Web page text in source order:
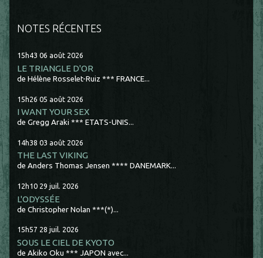
NOTES RÉCENTES
15h43 06 août 2026
LE TRIANGLE D'OR
de Hélène Rosselet-Ruiz *** FRANCE...
15h26 05 août 2026
I WANT YOUR SEX
de Gregg Araki *** ETATS-UNIS...
14h38 03 août 2026
THE LAST VIKING
de Anders Thomas Jensen **** DANEMARK...
12h10 29 juil. 2026
L'ODYSSÉE
de Christopher Nolan ***(*)...
15h57 28 juil. 2026
SOUS LE CIEL DE KYOTO
de Akiko Oku *** JAPON avec...